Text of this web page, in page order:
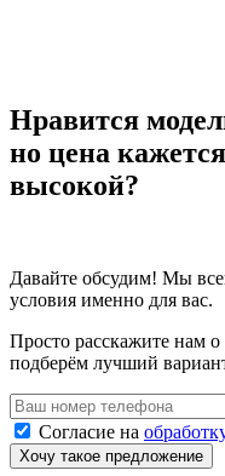
Нравится
но цена кажется
высокой?
Давайте обсудим! Мы
условия именно для вас.
Просто расскажите нам
подберём лучший
Согласие на
Хочу такое предложение